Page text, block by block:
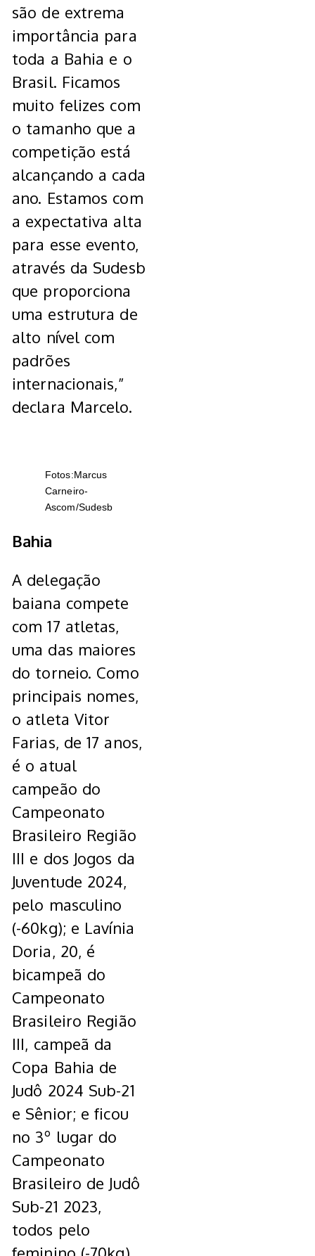
são de extrema
importância para
toda a Bahia e o
Brasil. Ficamos
muito felizes com
o tamanho que a
competição está
alcançando a cada
ano. Estamos com
a expectativa alta
para esse evento,
através da Sudesb
que proporciona
uma estrutura de
alto nível com
padrões
internacionais,”
declara Marcelo.
Fotos:Marcus
Carneiro-
Ascom/Sudesb
Bahia
A delegação
baiana compete
com 17 atletas,
uma das maiores
do torneio. Como
principais nomes,
o atleta Vitor
Farias, de 17 anos,
é o atual
campeão do
Campeonato
Brasileiro Região
III e dos Jogos da
Juventude 2024,
pelo masculino
(-60kg); e Lavínia
Doria, 20, é
bicampeã do
Campeonato
Brasileiro Região
III, campeã da
Copa Bahia de
Judô 2024 Sub-21
e Sênior; e ficou
no 3º lugar do
Campeonato
Brasileiro de Judô
Sub-21 2023,
todos pelo